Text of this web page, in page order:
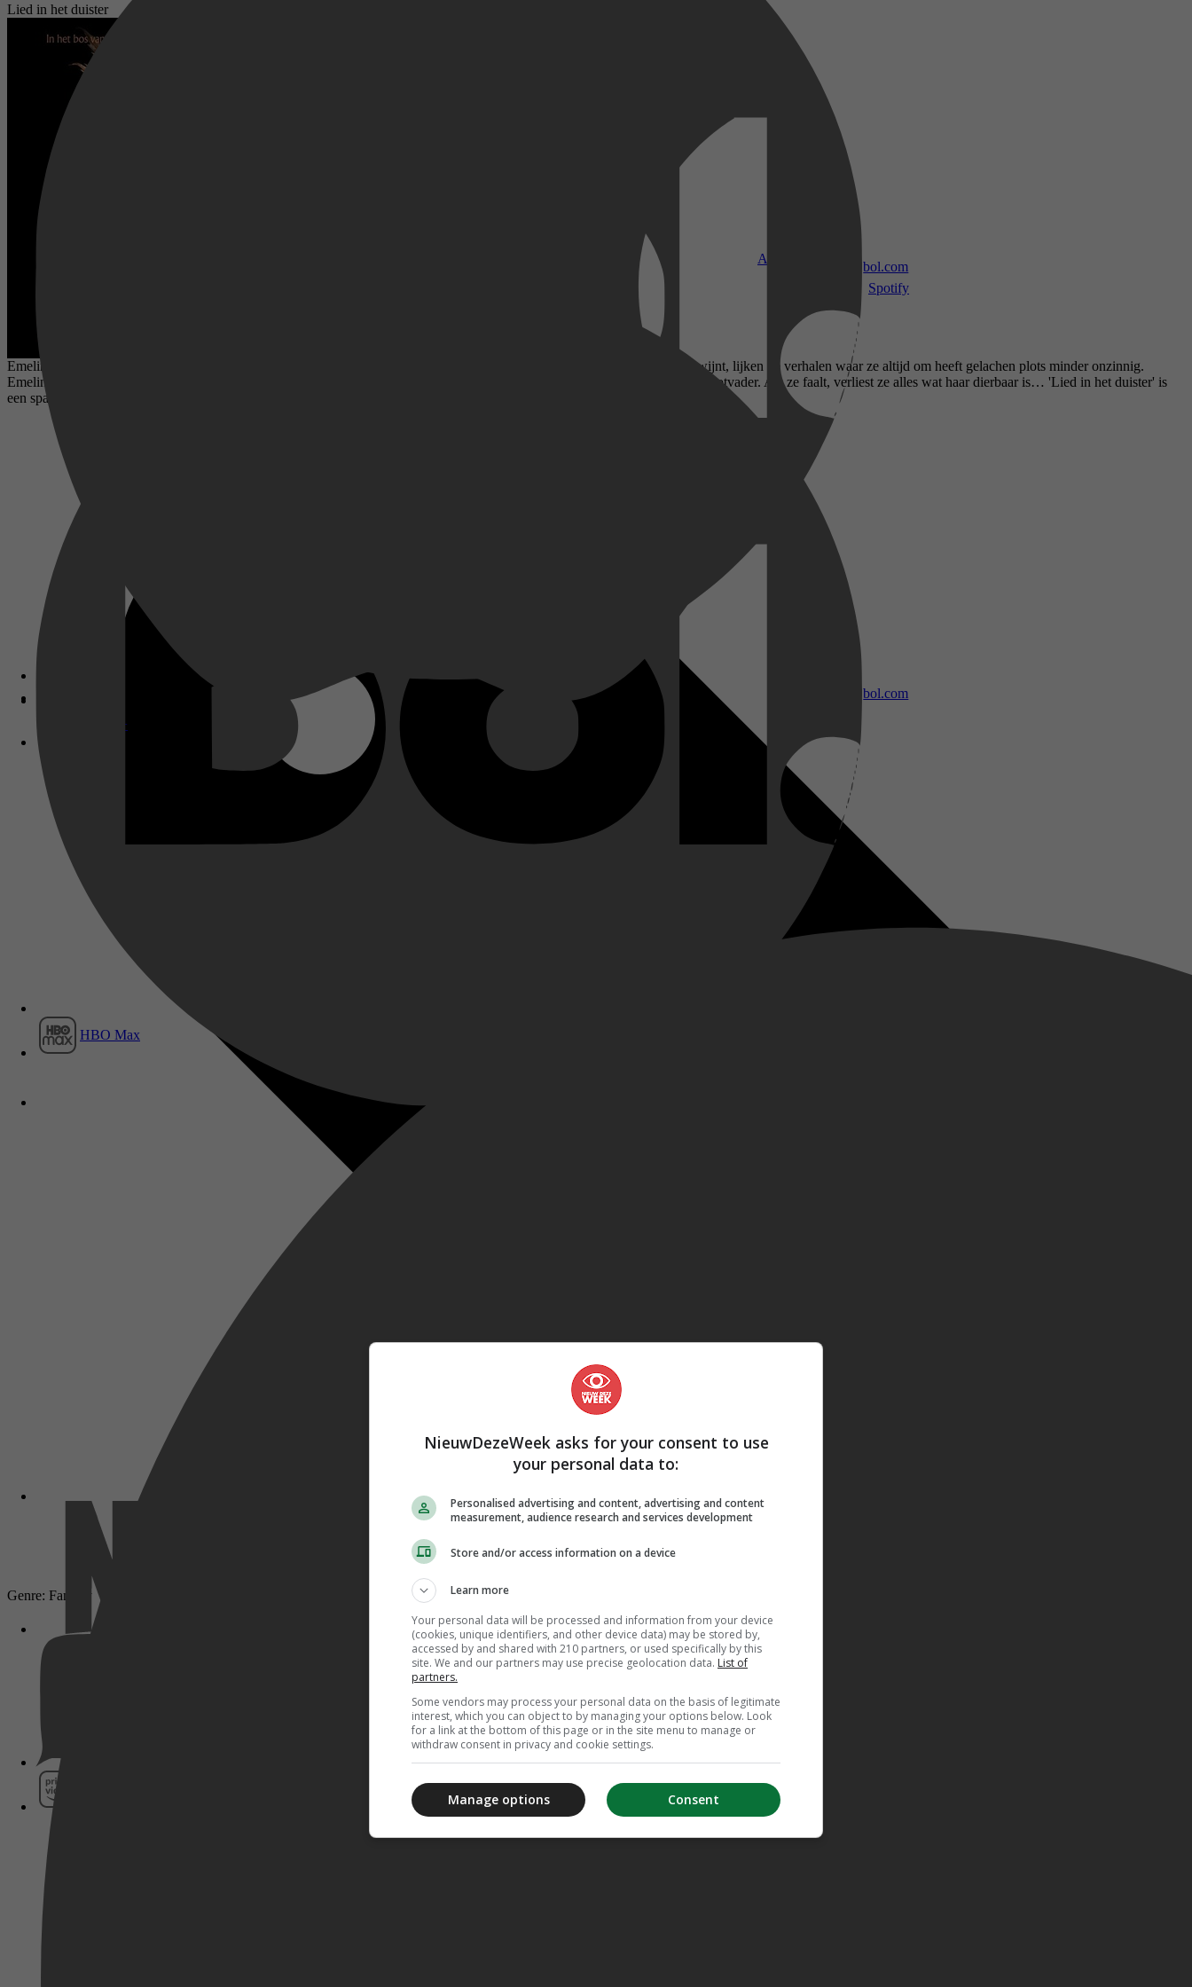
Apple TV
Disney+
HBO Max
bol.com
bol.com
Spotify
Lied in het duister
Emeline hoort al sinds jongs af aan verhalen over mysterieuze verdwijningen en feeënmagie. Wanneer haar grootvader verdwijnt, lijken de verhalen waar ze altijd om heeft gelachen plots minder onzinnig.
Emeline belandt aan het hof van de legendarische Boskoning. Ze sluit een deal – haar stem in ruil voor de vrijheid van haar grootvader. Als ze faalt, verliest ze alles wat haar dierbaar is… 'Lied in het duister' is
een spannende standalone-romantasy van Kristen Ciccarelli, de bestsellerauteur van de Crimson Moth-serie.
Genre: Fantasy
NieuwDezeWeek asks for your consent to use
your personal data to:
Personalised advertising and content, advertising and content
measurement, audience research and services development
Store and/or access information on a device
Learn more
Your personal data will be processed and information from your device
(cookies, unique identifiers, and other device data) may be stored by,
accessed by and shared with 210 partners, or used specifically by this
site. We and our partners may use precise geolocation data. List of
partners.
Some vendors may process your personal data on the basis of legitimate
interest, which you can object to by managing your options below. Look
for a link at the bottom of this page or in the site menu to manage or
withdraw consent in privacy and cookie settings.
Consent
Manage options